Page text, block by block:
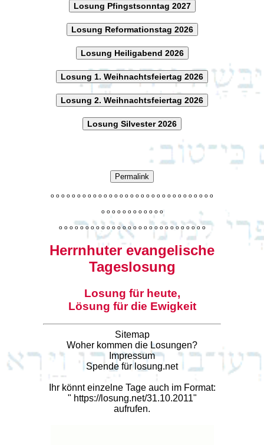
Losung Pfingstsonntag 2027
Losung Reformationstag 2026
Losung Heiligabend 2026
Losung 1. Weihnachtsfeiertag 2026
Losung 2. Weihnachtsfeiertag 2026
Losung Silvester 2026
Permalink
o o o o o o o o o o o o o o o o o o o o o o o o o o o o o o o
o o o o o o o o o o o o
o o o o o o o o o o o o o o o o o o o o o o o o o o o o
Herrnhuter evangelische
Tageslosung
Losung für heute,
Lösung für die Ewigkeit
Sitemap
Woher kommen die Losungen?
Impressum
Spende für losung.net
Ihr könnt einzelne Tage auch im Format:
" https://losung.net/31.10.2011"
aufrufen.